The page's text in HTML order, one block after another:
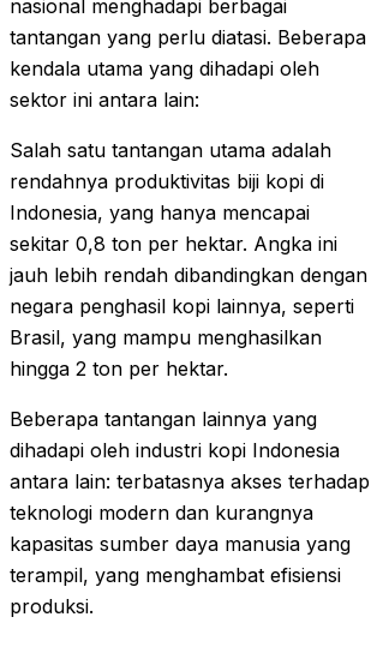
nasional menghadapi berbagai
tantangan yang perlu diatasi. Beberapa
kendala utama yang dihadapi oleh
sektor ini antara lain:
Salah satu tantangan utama adalah
rendahnya produktivitas biji kopi di
Indonesia, yang hanya mencapai
sekitar 0,8 ton per hektar. Angka ini
jauh lebih rendah dibandingkan dengan
negara penghasil kopi lainnya, seperti
Brasil, yang mampu menghasilkan
hingga 2 ton per hektar.
Beberapa tantangan lainnya yang
dihadapi oleh industri kopi Indonesia
antara lain: terbatasnya akses terhadap
teknologi modern dan kurangnya
kapasitas sumber daya manusia yang
terampil, yang menghambat efisiensi
produksi.